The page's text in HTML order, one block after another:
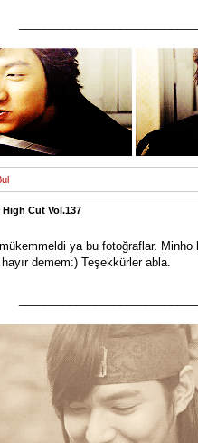
Cut Vol.137
ya bu fotoğraflar. Minho
demem:) Teşekkürler abla.